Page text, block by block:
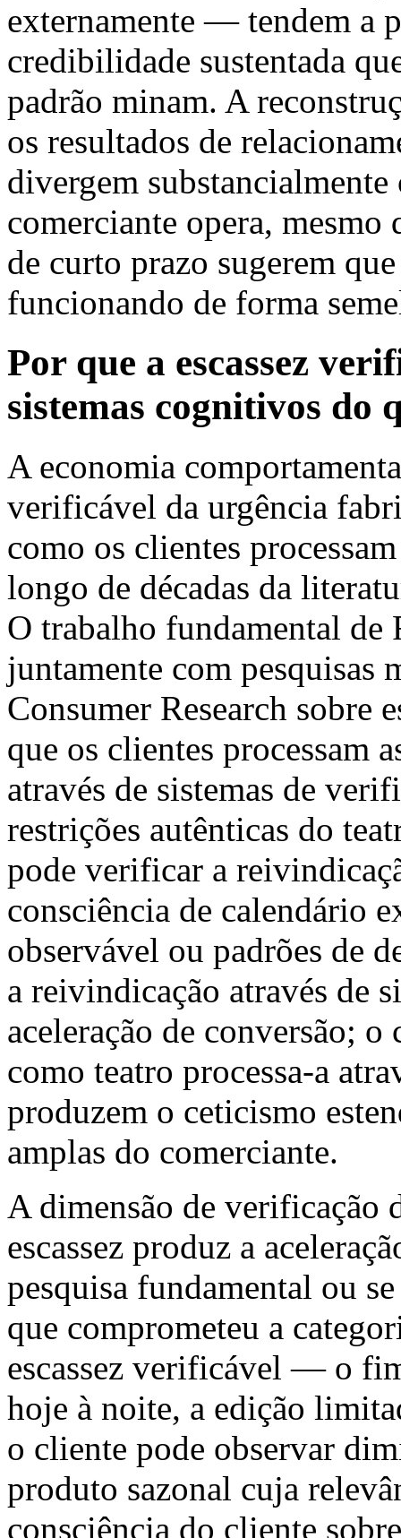
externamente — tendem a
credibilidade sustentada
padrão minam. A
os resultados de
divergem
comerciante opera, mesmo
de curto prazo sugerem
funcionando de forma
Por que a escassez
sistemas cognitivos do
A economia
verificável da urgência
como os clientes
longo de décadas da
O trabalho fundamental de
juntamente com pesquisas
Consumer Research sobre
que os clientes processam
através de sistemas de
restrições autênticas do
pode verificar a
consciência de calendário
observável ou padrões de
a reivindicação através de
aceleração de conversão; o
como teatro processa-a
produzem o ceticismo
amplas do comerciante.
A dimensão de verificação
escassez produz a
pesquisa fundamental ou
que comprometeu a
escassez verificável — o
hoje à noite, a edição
o cliente pode observar
produto sazonal cuja
consciência do cliente